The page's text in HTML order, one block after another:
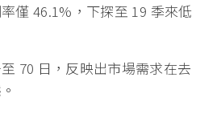
僅 46.1%，下探至 19 季來低
70 日，反映出市場需求在去